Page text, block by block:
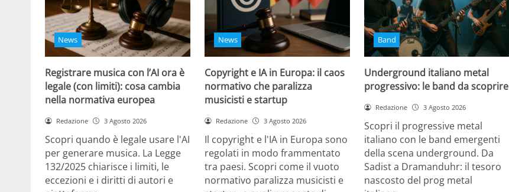
News
Registrare musica con l’AI ora è
legale (con limiti): cosa cambia
nella normativa europea
Redazione 3 Agosto 2026
Scopri quando è legale usare l'AI
per generare musica. La Legge
132/2025 chiarisce i limiti, le
eccezioni e i diritti di autori e
News
Copyright e IA in Europa: il caos
normativo che paralizza
musicisti e startup
Redazione 3 Agosto 2026
Il copyright e l'IA in Europa sono
regolati in modo frammentato
tra paesi. Scopri come il vuoto
normativo paralizza musicisti e
Band
Underground italiano metal
progressivo: le band da scoprire
Redazione 3 Agosto 2026
Scopri il progressive metal
italiano con le band emergenti
della scena underground. Da
Sadist a Dramanduhr: il tesoro
nascosto del prog metal